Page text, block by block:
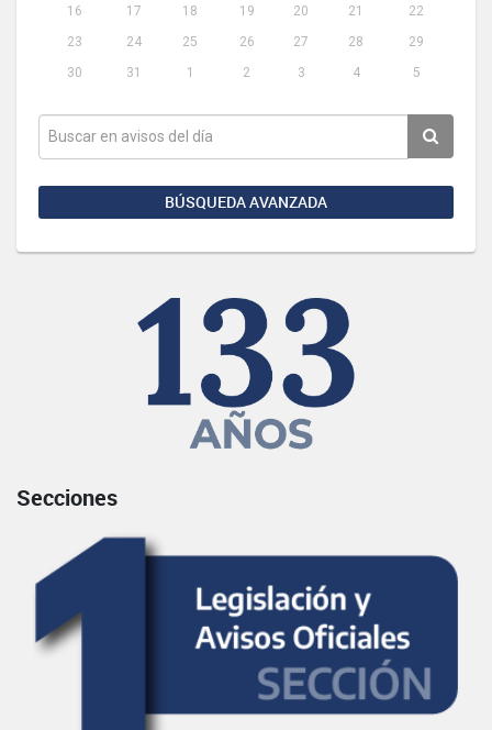
16
17 18 19 20 21
22
23
24 25 26 27 28
29
30
31 1 2 3 4 5
BÚSQUEDA AVANZADA
Secciones